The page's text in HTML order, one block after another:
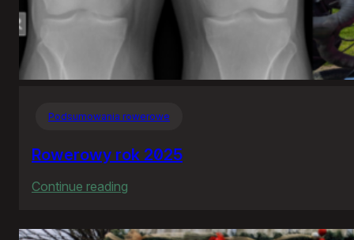
Podsumowania rowerowe
Rowerowy rok 2025
Continue reading
rok